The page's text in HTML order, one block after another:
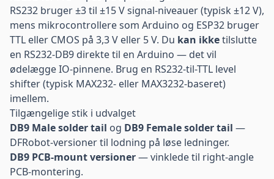
RS232 bruger ±3 til ±15 V signal-niveauer (typisk ±12 V),
mens mikrocontrollere som Arduino og ESP32 bruger
TTL eller CMOS på 3,3 V eller 5 V. Du kan ikketilslutte
en RS232-DB9 direkte til en Arduino — det vil
ødelægge IO-pinnene. Brug en RS232-til-TTL level
shifter (typisk MAX232- eller MAX3232-baseret)
imellem.
Tilgængelige stik i udvalget
DB9 Male solder tail og DB9 Female solder tail —
DFRobot-versioner til lodning på løse ledninger.
DB9 PCB-mount versioner— vinklede til right-angle
PCB-montering.